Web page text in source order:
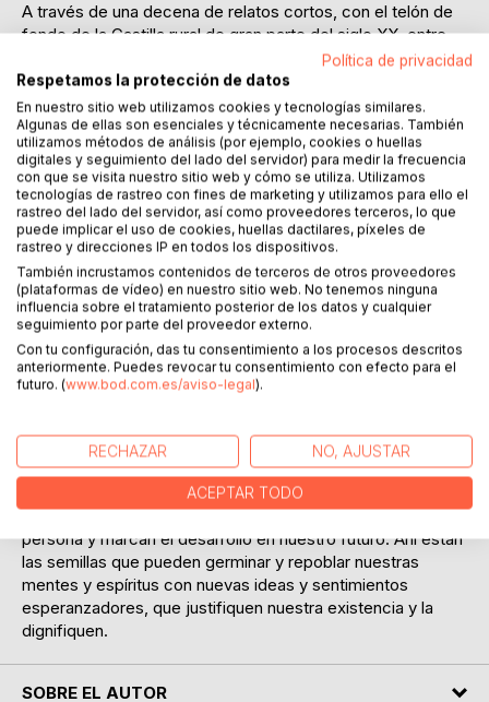
A través de una decena de relatos cortos, con el telón de
fondo de la Castilla rural de gran parte del siglo XX, entre
experiencias infantiles personales, episodios transmitidos
de la guerra civil y otras historias imaginadas, el autor
reflexiona sobre diversos problemas que se han planteado
al pensamiento humano desde siempre, tales como los
fundamentos de la vida, del dolor, de la consciencia y otros
de caracter más social y cultural.
Las espigas que dejó en su memoria de juventud aquél
mundo que visitaba en periodos vacacionales y
ocasionales, con su dura y desnuda naturaleza, con la
autenticidad vital de sus gentes y costumbres, que
contrastaba radicalmente con aquél otro más artificial y
superficial en el que se desarrollaba su vida en la gran
ciudad, alimentaron un espíritu curioso y sensible, que
desarrolla ideas y motivación para acercarnos a nuestra
Esas espigas, de las que habla el título de la obra, son
sentimientos puros de los que se viven en la infancia,
formas de ser que componen la idiosincrasia de un pueblo
y una cultura, asi como valores que se arraigan en la
persona y marcan el desarrollo en nuestro futuro. Ahí están
las semillas que pueden germinar y repoblar nuestras
mentes y espíritus con nuevas ideas y sentimientos
esperanzadores, que justifiquen nuestra existencia y la
dignifiquen.
SOBRE EL AUTOR
Política de privacidad
Respetamos la protección de datos
En nuestro sitio web utilizamos cookies y tecnologías similares.
Algunas de ellas son esenciales y técnicamente necesarias. También
utilizamos métodos de análisis (por ejemplo, cookies o huellas
digitales y seguimiento del lado del servidor) para medir la frecuencia
con que se visita nuestro sitio web y cómo se utiliza. Utilizamos
tecnologías de rastreo con fines de marketing y utilizamos para ello el
rastreo del lado del servidor, así como proveedores terceros, lo que
puede implicar el uso de cookies, huellas dactilares, píxeles de
rastreo y direcciones IP en todos los dispositivos.
También incrustamos contenidos de terceros de otros proveedores
(plataformas de vídeo) en nuestro sitio web. No tenemos ninguna
influencia sobre el tratamiento posterior de los datos y cualquier
seguimiento por parte del proveedor externo.
Con tu configuración, das tu consentimiento a los procesos descritos
anteriormente. Puedes revocar tu consentimiento con efecto para el
futuro. (www.bod.com.es/aviso-legal).
RECHAZAR NO, AJUSTAR
ACEPTAR TODO